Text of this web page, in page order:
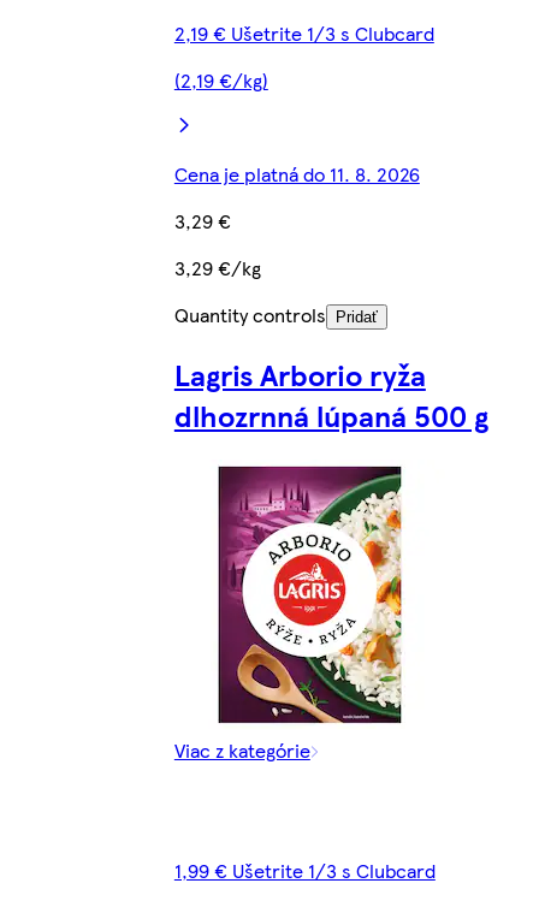
2,19 € Ušetrite 1/3 s Clubcard
(2,19 €/kg)
Cena je platná do 11. 8. 2026
3,29 €
3,29 €/kg
Quantity controls
Pridať
Lagris Arborio ryža
dlhozrnná lúpaná 500 g
Viac z kategórie
1,99 € Ušetrite 1/3 s Clubcard